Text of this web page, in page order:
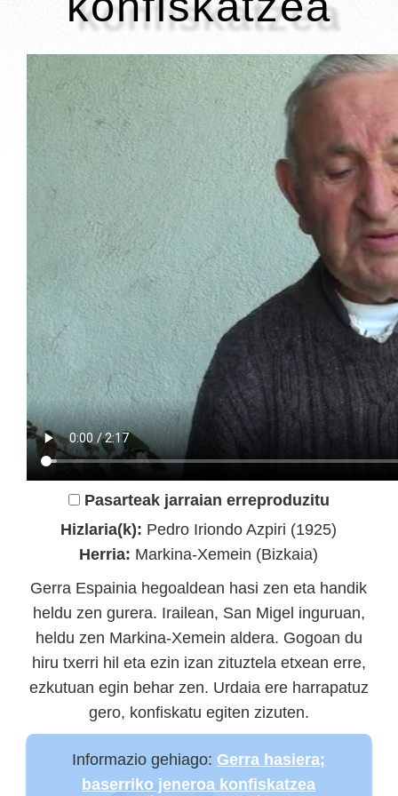
Pasarteak jarraian erreproduzitu
Hizlaria(k): Pedro Iriondo Azpiri (1925)
Herria: Markina-Xemein (Bizkaia)
Gerra Espainia hegoaldean hasi zen eta handik
heldu zen gurera. Irailean, San Migel inguruan,
heldu zen Markina-Xemein aldera. Gogoan du
hiru txerri hil eta ezin izan zituztela etxean erre,
ezkutuan egin behar zen. Urdaia ere harrapatuz
gero, konfiskatu egiten zizuten.
Informazio gehiago: Gerra hasiera;
baserriko jeneroa konfiskatzea